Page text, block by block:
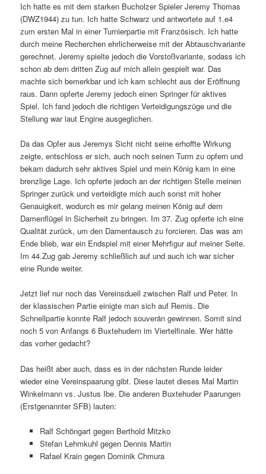
Ich hatte es mit dem starken Bucholzer Spieler Jeremy Thomas
(DWZ1944) zu tun. Ich hatte Schwarz und antwortete auf 1.e4
zum ersten Mal in einer Turnierpartie mit Französisch. Ich hatte
durch meine Recherchen ehrlicherweise mit der Abtauschvariante
gerechnet. Jeremy spielte jedoch die Vorstoßvariante, sodass ich
schon ab dem dritten Zug auf mich allein gespielt war. Das
machte sich bemerkbar und ich kam schlecht aus der Eröffnung
raus. Dann opferte Jeremy jedoch einen Springer für aktives
Spiel. Ich fand jedoch die richtigen Verteidigungszüge und die
Stellung war laut Engine ausgeglichen.
Da das Opfer aus Jeremys Sicht nicht seine erhoffte Wirkung
zeigte, entschloss er sich, auch noch seinen Turm zu opfern und
bekam dadurch sehr aktives Spiel und mein König kam in eine
brenzlige Lage. Ich opferte jedoch an der richtigen Stelle meinen
Springer zurück und verteidigte mich auch sonst mit hoher
Genauigkeit, wodurch es mir gelang meinen König auf dem
Damenflügel in Sicherheit zu bringen. Im 37. Zug opferte ich eine
Qualität zurück, um den Damentausch zu forcieren. Das was am
Ende blieb, war ein Endspiel mit einer Mehrfigur auf meiner Seite.
Im 44.Zug gab Jeremy schließlich auf und auch ich war sicher
eine Runde weiter.
Jetzt lief nur noch das Vereinsduell zwischen Ralf und Peter. In
der klassischen Partie einigte man sich auf Remis. Die
Schnellpartie konnte Ralf jedoch souverän gewinnen. Somit sind
noch 5 von Anfangs 6 Buxtehudern im Viertelfinale. Wer hätte
das vorher gedacht?
Das heißt aber auch, dass es in der nächsten Runde leider
wieder eine Vereinspaarung gibt. Diese lautet dieses Mal Martin
Winkelmann vs. Justus Ibe. Die anderen Buxtehuder Paarungen
(Erstgenannter SFB) lauten:
Ralf Schöngart gegen Berthold Mitzko
Stefan Lehmkuhl gegen Dennis Martin
Rafael Krain gegen Dominik Chmura